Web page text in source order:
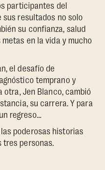
participantes del
resultados no solo
su confianza, salud
en la vida y mucho
el desafío de
temprano y
otra, Jen Blanco, cambió
su carrera. Y para
regreso…
poderosas historias
tres personas.